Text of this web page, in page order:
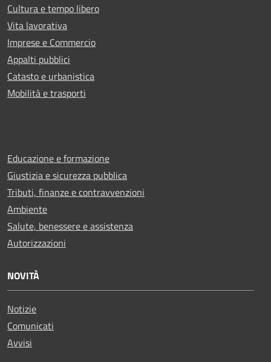
Cultura e tempo libero
Vita lavorativa
Imprese e Commercio
Appalti pubblici
Catasto e urbanistica
Mobilità e trasporti
Educazione e formazione
Giustizia e sicurezza pubblica
Tributi, finanze e contravvenzioni
Ambiente
Salute, benessere e assistenza
Autorizzazioni
NOVITÀ
Notizie
Comunicati
Avvisi